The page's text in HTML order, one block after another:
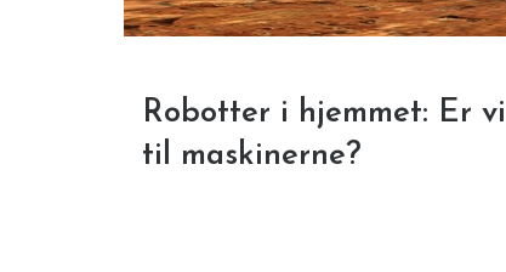
Robotter i hjemmet: Er
til maskinerne?